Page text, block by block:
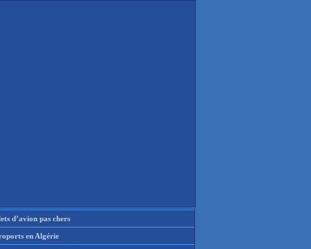
d’avion pas chers
en Algérie